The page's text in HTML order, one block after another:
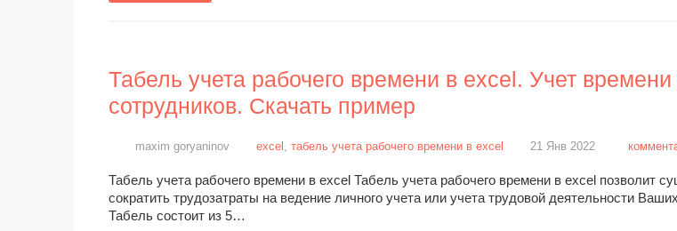
Табель учета рабочего времени в excel. Учет
сотрудников. Скачать пример
maxim goryaninov excel , табель учета рабочего времени в excel 21 Янв 2022
Табель учета рабочего времени в excel Табель учета рабочего времени в excel позволит
сократить трудозатраты на ведение личного учета или учета трудовой деятельности
Табель состоит из 5…